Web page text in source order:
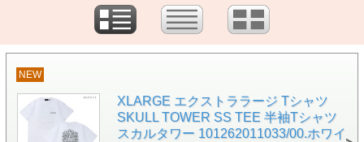
NEW
XLARGE エクストララージ Tシャツ
SKULL TOWER SS TEE 半袖Tシャツ
スカルタワー 101262011033/00.ホワイ